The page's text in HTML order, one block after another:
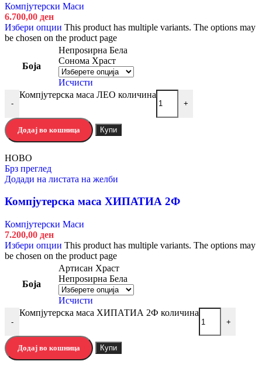
Компјутерски Маси
6.700,00 ден
Избери опции This product has multiple variants. The options may
be chosen on the product page
Боја
Непроѕирна Бела
Сонома Храст
Исчисти
-
Компјутерска маса ЛЕО количина
+
Додај во кошница Купи
НОВО
Брз преглед
Додади на листата на желби
Компјутерска маса ХИПАТИА 2Ф
Компјутерски Маси
7.200,00 ден
Избери опции This product has multiple variants. The options may
be chosen on the product page
Боја
Артисан Храст
Непроѕирна Бела
Исчисти
-
Компјутерска маса ХИПАТИА 2Ф количина
+
Додај во кошница Купи